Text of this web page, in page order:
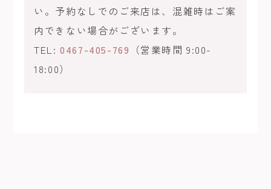
い。予約なしでのご来店は、混雑時はご案
内できない場合がございます。
TEL:0467-405-769 （営業時間 9:00-
18:00）